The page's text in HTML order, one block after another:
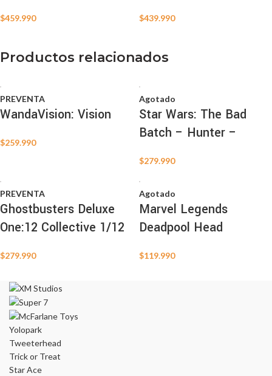
$459.990 $439.990
Productos relacionados
PREVENTA
WandaVision: Vision
$259.990
Agotado
Star Wars: The Bad
Batch – Hunter –
$279.990
PREVENTA
Ghostbusters Deluxe
One:12 Collective 1/12
$279.990
Agotado
Marvel Legends
Deadpool Head
$119.990
Yolopark
Tweeterhead
Trick or Treat
Star Ace